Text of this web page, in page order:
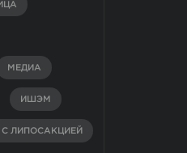
МЕДИА
ИШЭМ
ЛИПОСАКЦИЕЙ